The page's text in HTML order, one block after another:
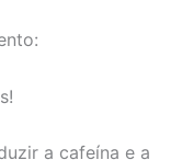
a cafeína e a